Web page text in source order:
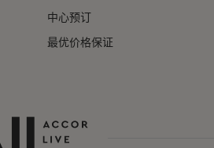
中心预订
最优价格保证